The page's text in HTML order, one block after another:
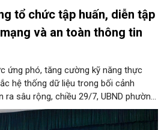
tổ chức tập huấn, diễn tập
và an toàn thông tin
ứng phó, tăng cường kỹ năng thực
hệ thống dữ liệu trong bối cảnh
ra sâu rộng, chiều 29/7, UBND phường
công Hội nghị tập huấn và diễn
ninh mạng, an ninh dữ liệu năm 2026.